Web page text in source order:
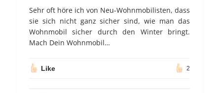
Sehr oft höre ich von Neu-Wohnmobilisten, dass
sie sich nicht ganz sicher sind, wie man das
Wohnmobil sicher durch den Winter bringt.
Mach Dein Wohnmobil…
Like 2